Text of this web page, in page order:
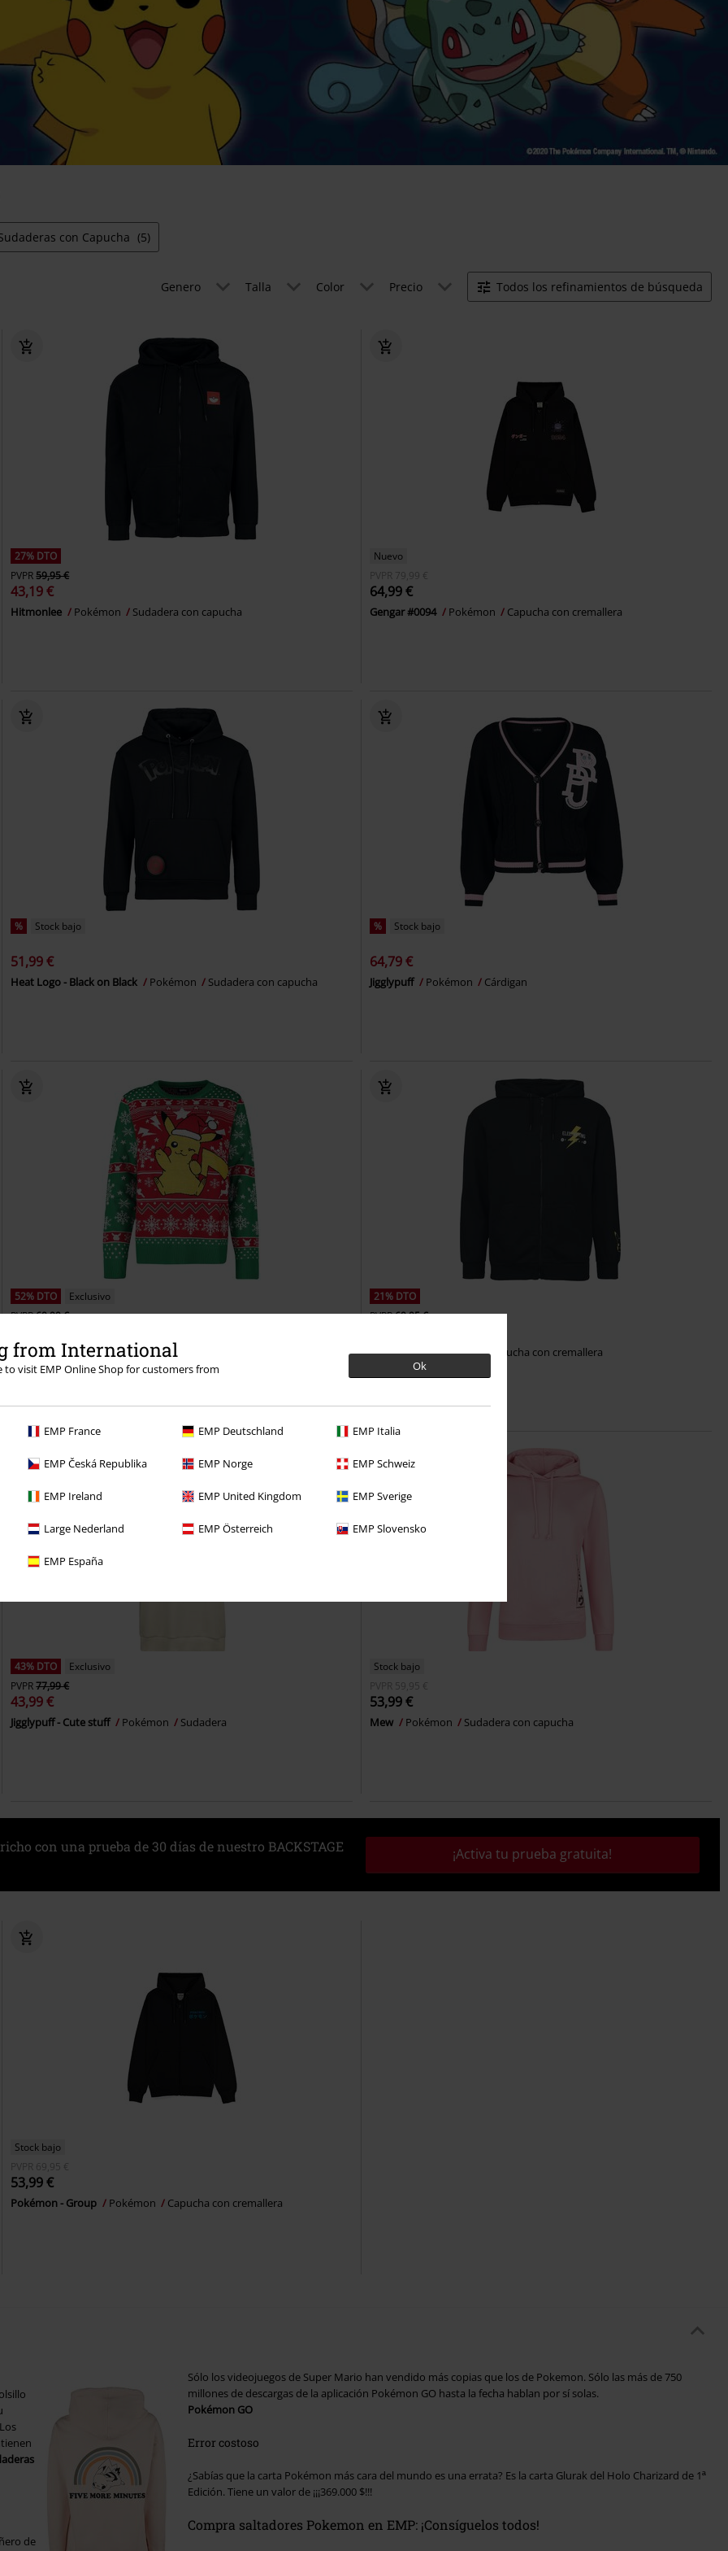
from International
to visit EMP Online Shop for customers from
Ok
EMP France EMP Deutschland EMP Italia
EMP Česká Republika EMP Norge EMP Schweiz
EMP Ireland EMP United Kingdom EMP Sverige
Large Nederland EMP Österreich EMP Slovensko
EMP España
con Capucha (5)
Genero Talla Color Precio Todos los refinamientos de búsqueda
27% DTO
PVPR59,95 €
43,19 €
Hitmonlee Pokémon Sudadera con capucha
Nuevo
PVPR 79,99 €
64,99 €
Gengar #0094 Pokémon Capucha con cremallera
% Stock bajo
51,99 €
Heat Logo - Black on Black Pokémon Sudadera con capucha
% Stock bajo
64,79 €
Jigglypuff Pokémon Cárdigan
52% DTO
Exclusivo
PVPR69,99 €
Pikachu - Pika, Pika! Pokémon Christmas jumper
21% DTO
PVPR69,95 €
Pokémon Pokémon Capucha con cremallera
43% DTO
Exclusivo
PVPR77,99 €
43,99 €
Jigglypuff - Cute stuff Pokémon Sudadera
Stock bajo
PVPR
59,95 €
53,99 €
Mew Pokémon Sudadera con capucha
con una prueba de 30 días de nuestro BACKSTAGE
¡Activa tu prueba gratuita!
Stock bajo
PVPR 69,95 €
53,99 €
Pokémon - Group Pokémon Capucha con cremallera
de
Sólo los videojuegos de Super Mario han vendido más copias que los de Pokemon. Sólo las más de 750
millones de descargas de la aplicación Pokémon GO hasta la fecha hablan por sí solas.
Pokémon GO
Error costoso
¿Sabías que la carta Pokémon más cara del mundo es una errata? Es la carta Glurak del Holo Charizard de 1ª
Edición. Tiene un valor de ¡¡¡369.000 $!!!
Compra saltadores Pokemon en EMP: ¡Consíguelos todos!